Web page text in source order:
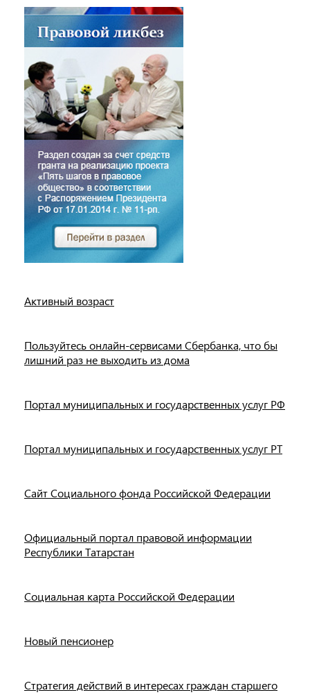
Активный возраст
Пользуйтесь онлайн-сервисами Сбербанка, что бы
лишний раз не выходить из дома
Портал муниципальных и государственных услуг РФ
Портал муниципальных и государственных услуг РТ
Сайт Социального фонда Российской Федерации
Официальный портал правовой информации
Республики Татарстан
Социальная карта Российской Федерации
Новый пенсионер
Стратегия действий в интересах граждан старшего